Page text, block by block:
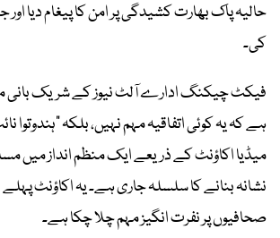
حالیہ پاک بھارت کشیدگی پر امن کا پیغام دیا
کی۔
فیکٹ چیکنگ ادارے آلٹ نیوز کے شریک بانی
ہے کہ یہ کوئی اتفاقیہ مہم نہیں، بلکہ "ہندوتوا
میڈیا اکاؤنٹ کے ذریعے ایک منظم انداز میں
نشانہ بنانے کا سلسلہ جاری ہے۔ یہ اکاؤنٹ
صحافیوں پر نفرت انگیز مہم چلا چکا ہے۔